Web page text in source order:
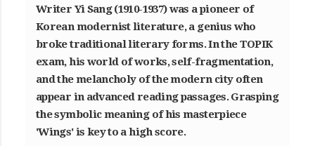
Writer Yi Sang (1910-1937) was a pioneer of
Korean modernist literature, a genius who
broke traditional literary forms. In the TOPIK
exam, his world of works, self-fragmentation,
and the melancholy of the modern city often
appear in advanced reading passages. Grasping
the symbolic meaning of his masterpiece
'Wings'is key to a high score.